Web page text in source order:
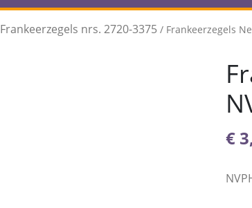
Frankeerzegels nrs. 2720-3375 / Frankeerzegels
€